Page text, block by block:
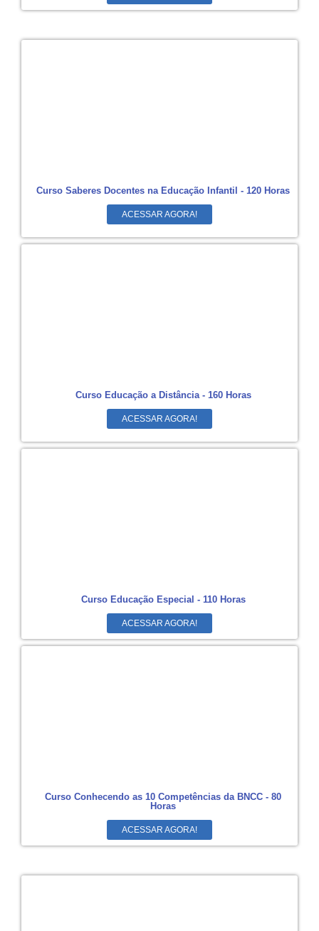
Curso Saberes Docentes na Educação Infantil - 120 Horas
ACESSAR AGORA!
Curso Educação a Distância - 160 Horas
ACESSAR AGORA!
Curso Educação Especial - 110 Horas
ACESSAR AGORA!
Curso Conhecendo as 10 Competências da BNCC - 80
Horas
ACESSAR AGORA!